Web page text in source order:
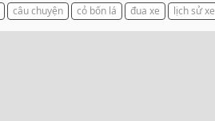
câu chuyện cỏ bốn lá đua xe lịch sử xe